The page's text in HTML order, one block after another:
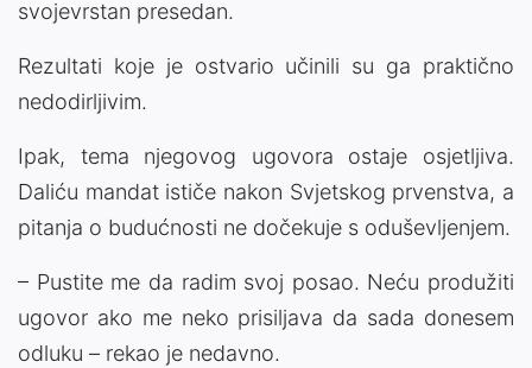
svojevrstan presedan.
Rezultati koje je ostvario učinili su ga praktično
nedodirljivim.
Ipak, tema njegovog ugovora ostaje osjetljiva.
Daliću mandat ističe nakon Svjetskog prvenstva, a
pitanja o budućnosti ne dočekuje s oduševljenjem.
– Pustite me da radim svoj posao. Neću produžiti
ugovor ako me neko prisiljava da sada donesem
odluku – rekao je nedavno.